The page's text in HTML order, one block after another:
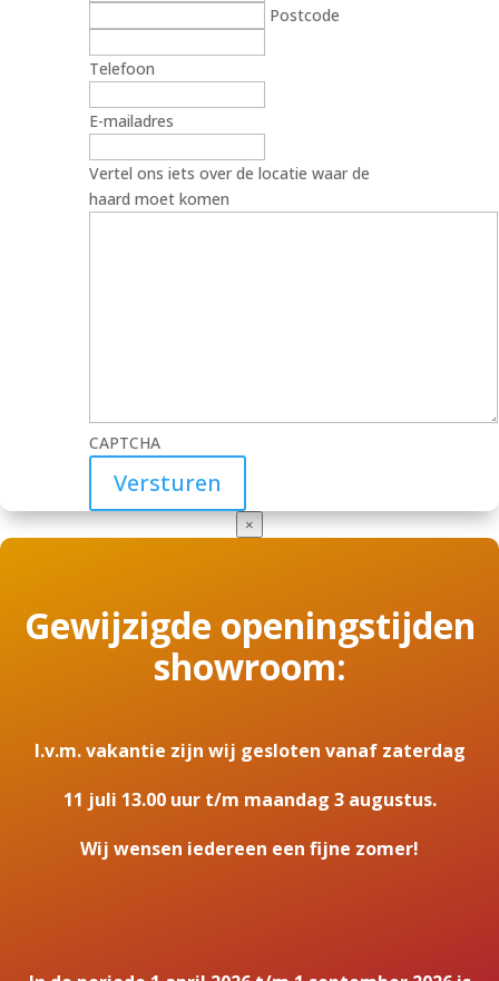
Postcode
Telefoon
E-mailadres
Vertel ons iets over de locatie waar de
haard moet komen
CAPTCHA
×
Gewijzigde openingstijden
showroom:
I.v.m. vakantie zijn wij gesloten vanaf zaterdag
11 juli 13.00 uur t/m maandag 3 augustus.
Wij wensen iedereen een fijne zomer!